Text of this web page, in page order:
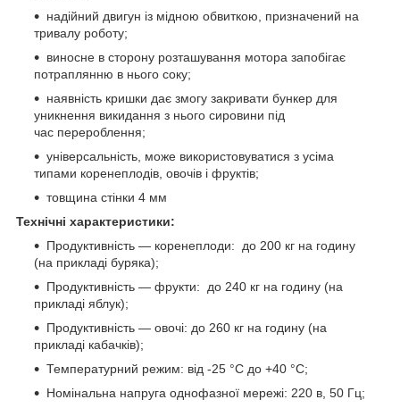
надійний двигун із мідною обвиткою, призначений на
тривалу роботу;
виносне в сторону розташування мотора запобігає
потраплянню в нього соку;
наявність кришки дає змогу закривати бункер для
уникнення викидання з нього сировини під
час перероблення;
універсальність, може використовуватися з усіма
типами коренеплодів, овочів і фруктів;
товщина стінки 4 мм
Технічні характеристики:
Продуктивність — коренеплоди: до 200 кг на годину
(на прикладі буряка);
Продуктивність — фрукти: до 240 кг на годину (на
прикладі яблук);
Продуктивність — овочі: до 260 кг на годину (на
прикладі кабачків);
Температурний режим: від -25 °C до +40 °C;
Номінальна напруга однофазної мережі: 220 в, 50 Гц;